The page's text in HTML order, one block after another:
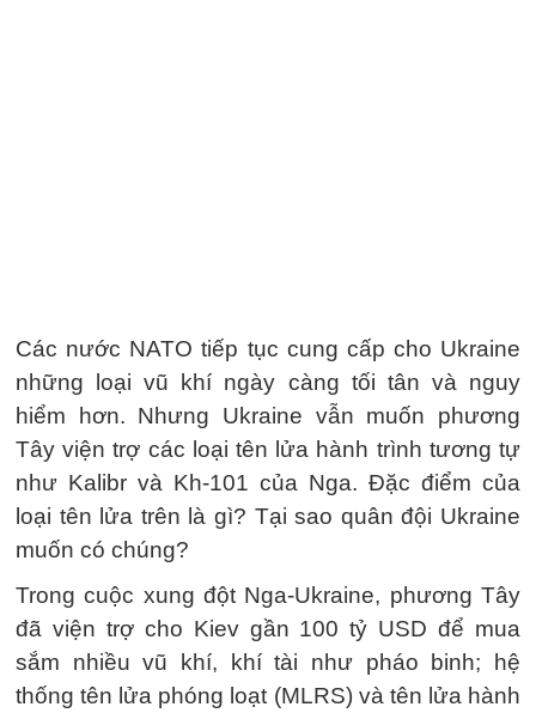
Các nước NATO tiếp tục cung cấp cho Ukraine
những loại vũ khí ngày càng tối tân và nguy
hiểm hơn. Nhưng Ukraine vẫn muốn phương
Tây viện trợ các loại tên lửa hành trình tương tự
như Kalibr và Kh-101 của Nga. Đặc điểm của
loại tên lửa trên là gì? Tại sao quân đội Ukraine
muốn có chúng?
Trong cuộc xung đột Nga-Ukraine, phương Tây
đã viện trợ cho Kiev gần 100 tỷ USD để mua
sắm nhiều vũ khí, khí tài như pháo binh; hệ
thống tên lửa phóng loạt (MLRS) và tên lửa hành